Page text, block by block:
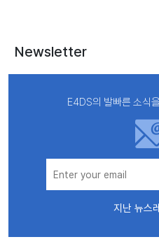
Newsletter
E4DS의 발빠른 소식
지난 뉴스